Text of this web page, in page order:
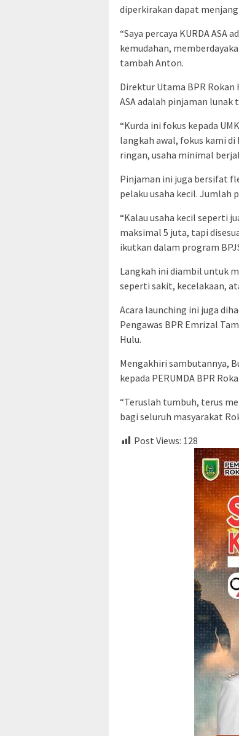
diperkirakan dapat
“Saya percaya KURDA
kemudahan,
tambah Anton.
Direktur Utama BPR Rokan
ASA adalah pinjaman
“Kurda ini fokus kepada
langkah awal, fokus kami di
ringan, usaha minimal
Pinjaman ini juga bersifat
pelaku usaha kecil. Jumlah
“Kalau usaha kecil seperti
maksimal 5 juta, tapi
ikutkan dalam program
Langkah ini diambil untuk
seperti sakit, kecelakaan,
Acara launching ini juga
Pengawas BPR Emrizal
Hulu.
Mengakhiri sambutannya,
kepada PERUMDA BPR
“Teruslah tumbuh, terus
bagi seluruh masyarakat
Post Views: 128